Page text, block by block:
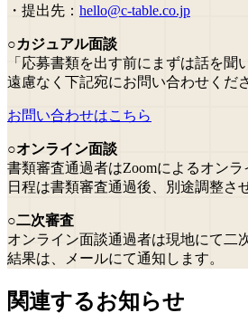
・提出先： hello@c-table.co.jp
○カジュアル面談
「応募書類を出す前にまずは話を聞
遠慮なく下記宛にお問い合わせくだ
お問い合わせはこちら
○オンライン面談
書類審査通過者はZoomによるオンラ
日程は書類審査通過後、別途調整さ
○二次審査
オンライン面談通過者は現地にて二
結果は、メールにて通知します。
関連するお知らせ